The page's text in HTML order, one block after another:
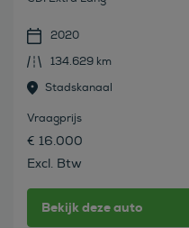
2020
134.629 km
Stadskanaal
Vraagprijs
€ 16.000
Excl. Btw
Bekijk deze auto